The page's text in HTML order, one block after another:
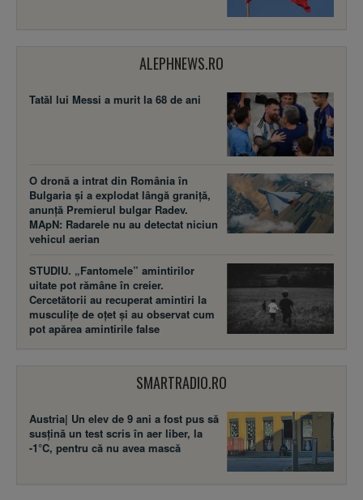
ALEPHNEWS.RO
Tatăl lui Messi a murit la 68 de ani
O dronă a intrat din România în
Bulgaria și a explodat lângă graniță,
anunță Premierul bulgar Radev.
MApN: Radarele nu au detectat niciun
vehicul aerian
STUDIU. „Fantomele” amintirilor
uitate pot rămâne în creier.
Cercetătorii au recuperat amintiri la
musculițe de oțet și au observat cum
pot apărea amintirile false
SMARTRADIO.RO
Austria| Un elev de 9 ani a fost pus să
susţină un test scris în aer liber, la
-1°C, pentru că nu avea mască